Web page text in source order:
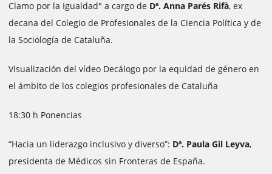
Clamo por la Igualdad" a cargo de Dª. Anna Parés Rifà, ex
decana del Colegio de Profesionales de la Ciencia Política y de
la Sociología de Cataluña.
Visualización del vídeo Decálogo por la equidad de género en
el ámbito de los colegios profesionales de Cataluña
18:30 h Ponencias
“Hacia un liderazgo inclusivo y diverso”: Dª. Paula Gil Leyva,
presidenta de Médicos sin Fronteras de España.